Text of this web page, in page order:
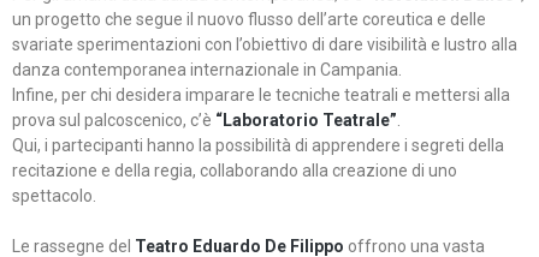
un progetto che segue il nuovo flusso dell’arte coreutica e delle
svariate sperimentazioni con l’obiettivo di dare visibilità e lustro alla
danza contemporanea internazionale in Campania.
Infine, per chi desidera imparare le tecniche teatrali e mettersi alla
prova sul palcoscenico, c’è “Laboratorio Teatrale”
Qui, i partecipanti hanno la possibilità di apprendere i segreti della
recitazione e della regia, collaborando alla creazione di uno
spettacolo.
Le rassegne del Teatro Eduardo De Filippo offrono una vasta